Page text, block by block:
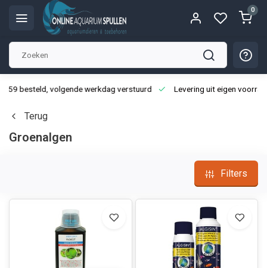
0
besteld, volgende werkdag verstuurd Levering uit eigen
Terug
Groenalgen
Filters